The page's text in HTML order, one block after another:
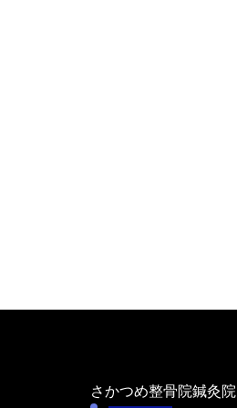
さかつめ整骨院鍼灸院